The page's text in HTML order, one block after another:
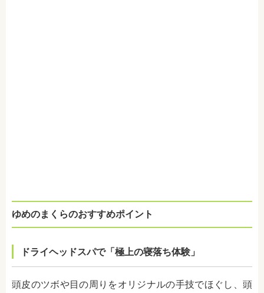
ゆめのまくらのおすすめポイント
ドライヘッドスパで「極上の寝落ち体験」
頭皮のツボや目の周りをオリジナルの手技でほぐし、頭